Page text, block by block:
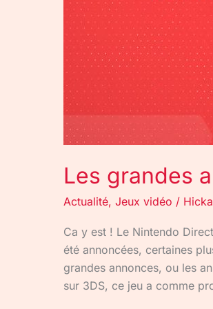
Les grandes
Actualité, Jeux vidéo /
Ca y est ! Le Nintendo
été annoncées, certaines
grandes annonces, ou les
sur 3DS, ce jeu a comme